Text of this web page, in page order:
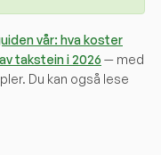
vår: hva koster
takstein i 2026 — med
Du kan også lese